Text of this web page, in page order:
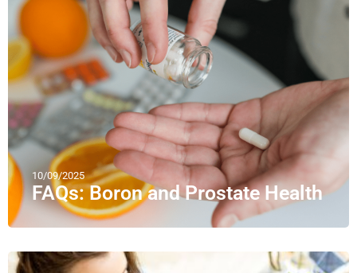
10/09/2025
FAQs: Boron and Prostate Health